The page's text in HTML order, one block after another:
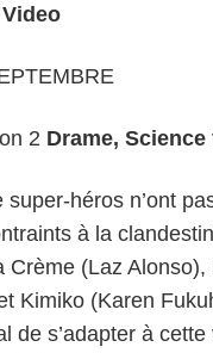
2 Drame,
super-héros n’ont
à la
Crème (Laz Alonso),
Kimiko (Karen
de s’adapter à